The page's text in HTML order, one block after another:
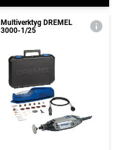
Multiverktyg DREMEL
3000-1/25